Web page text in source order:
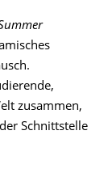
zusammen,
Schnittstelle